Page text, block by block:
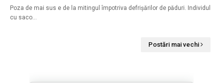
Poza de mai sus e de la mitingul împotriva defrișărilor de păduri. Individul
cu saco…
Postări mai vechi